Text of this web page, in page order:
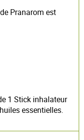
Pranarom est
1 Stick inhalateur
essentielles.